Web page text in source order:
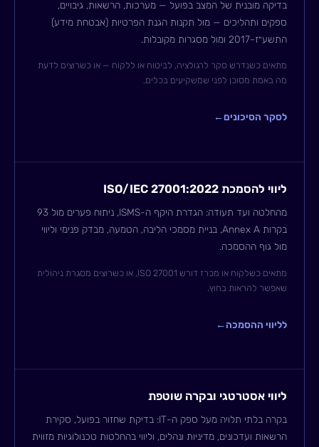
בדיקה מובנית של המצב בפועל — מערכות, הרשאות, גיבויים,
ספקים ותהליכים — מול תקנות הגנת הפרטיות (אבטחת מידע)
התשע״ז-2017 ומול מסגרות מקובלות.
מתאים כשנדרש סקר לרגולציה, לביטוח או ללקוח — או כשרוצים לדעת
מה באמת מסוכן לפני שמשקיעים בכלים.
לסקר הסיכונים←
ליווי להסמכת ISO/IEC 27001:2022
מהחלטה ועד תעודה: הגדרת היקף ה-ISMS, ניתוח פערים מול 93
בקרות Annex A, בניית מסמכי הליבה, הטמעה, מבדק פנימי וליווי
מול גוף ההסמכה.
מתאים כשלקוח או מכרז דורש ISO 27001, או כשרוצים מסגרת ניהולית
שאפשר להראות בחוץ.
לליווי ההסמכה←
ליווי אסטרטגי ובקרה שוטפת
בקרה בלתי תלויה מעל ספק ה-IT: בדיקת שחזור בפועל, סקירת
הרשאות ועדכונים, מדיניות ונהלים, וליווי בהחלטות טכנולוגיות מזווית